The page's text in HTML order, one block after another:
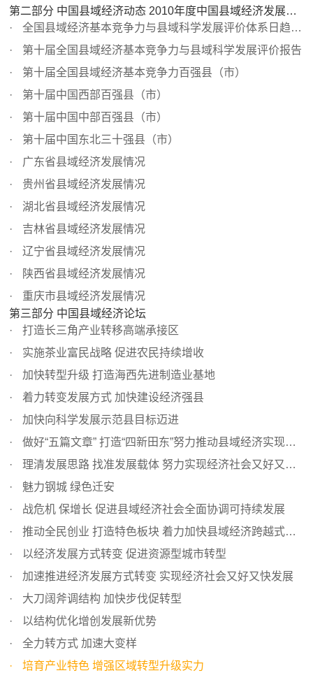
第二部分 中国县域经济动态 2010年度中国县域经济发展情况（部分省市区）
全国县域经济基本竞争力与县域科学发展评价体系日趋完善
第十届全国县域经济基本竞争力与县域科学发展评价报告
第十届全国县域经济基本竞争力百强县（市）
第十届中国西部百强县（市）
第十届中国中部百强县（市）
第十届中国东北三十强县（市）
广东省县域经济发展情况
贵州省县域经济发展情况
湖北省县域经济发展情况
吉林省县域经济发展情况
辽宁省县域经济发展情况
陕西省县域经济发展情况
重庆市县域经济发展情况
第三部分 中国县域经济论坛
打造长三角产业转移高端承接区
实施茶业富民战略 促进农民持续增收
加快转型升级 打造海西先进制造业基地
着力转变发展方式 加快建设经济强县
加快向科学发展示范县目标迈进
做好“五篇文章” 打造“四新田东”努力推动县域经济实现跨...
理清发展思路 找准发展载体 努力实现经济社会又好又快发展
魅力钢城 绿色迁安
战危机 保增长 促进县域经济社会全面协调可持续发展
推动全民创业 打造特色板块 着力加快县域经济跨越式发展
以经济发展方式转变 促进资源型城市转型
加速推进经济发展方式转变 实现经济社会又好又快发展
大刀阔斧调结构 加快步伐促转型
以结构优化增创发展新优势
全力转方式 加速大变样
培育产业特色 增强区域转型升级实力